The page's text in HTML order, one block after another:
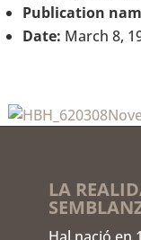
Publication
Date: March 8,
LA